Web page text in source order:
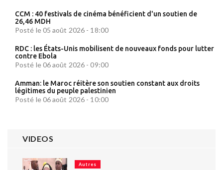
CCM : 40 festivals de cinéma bénéficient d'un soutien de
26,46 MDH
Posté le 05 août 2026 - 18:00
RDC : les États-Unis mobilisent de nouveaux fonds pour lutter
contre Ebola
Posté le 06 août 2026 - 09:00
Amman: le Maroc réitère son soutien constant aux droits
légitimes du peuple palestinien
Posté le 06 août 2026 - 10:00
VIDEOS
Autres